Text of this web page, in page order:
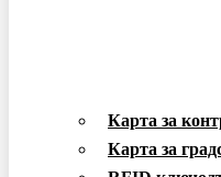
Карта за
Карта за